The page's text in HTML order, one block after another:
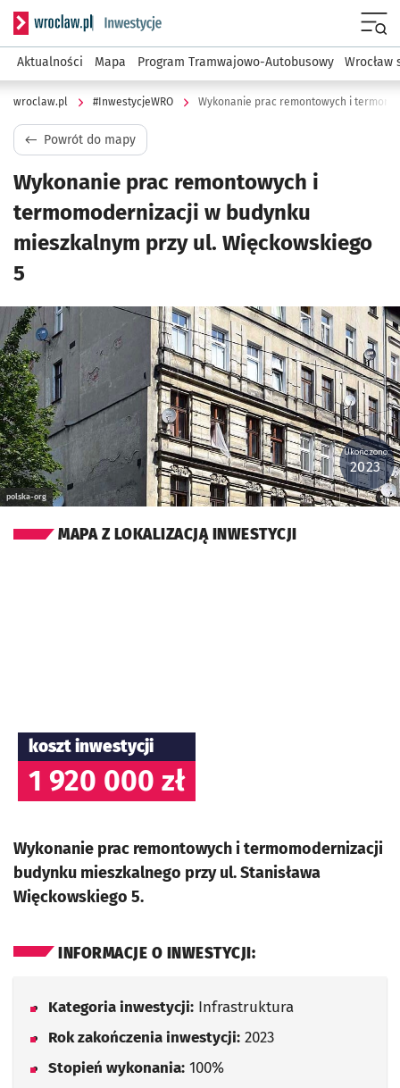
Serwis informacyjny wroclaw.pl podserwis:
Aktualności Mapa Program Tramwajowo-Autobusowy Wrocław
wroclaw.pl #InwestycjeWRO
Powrót do mapy
Wykonanie prac remontowych i
termomodernizacji w budynku
mieszkalnym przy ul. Więckowskiego
5
Kliknij, aby powiększyć
polska-org
Ukończono:
2023
MAPA Z LOKALIZACJĄ INWESTYCJI
koszt inwestycji
1 920 000 zł
Wykonanie prac remontowych i termomodernizacji
budynku mieszkalnego przy ul. Stanisława
Więckowskiego 5.
INFORMACJE O INWESTYCJI:
Kategoria inwestycji: Infrastruktura
Rok zakończenia inwestycji: 2023
Stopień wykonania: 100%